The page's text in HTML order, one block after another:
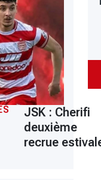
JSK : Cherifi
deuxième
recrue